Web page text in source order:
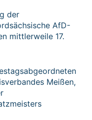
der
AfD-
mittlerweile 17.
Meißen,